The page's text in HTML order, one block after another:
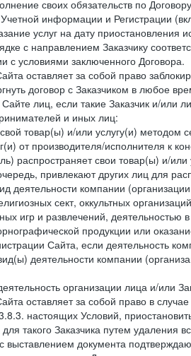
своих обязательств по
информации и Регистрации
услуг на дату приостановления
с направлением Заказчику
с условиями заключенного Договора.
оставляет за собой право
договор с Заказчиком в любое
Сайте лиц, если такие Заказчик и/
и иных лиц:
товар(ы) и/или услугу(и) методом
от производителя/исполнителя к
распространяет свои товар(ы) и/
привлекают других лиц для
деятельности компании
сект, оккультных
игр и развлечений,
продукции или
Сайта, если деятельность
деятельности компании
организации лица и/или
оставляет за собой право в
настоящих Условий,
такого Заказчика путем
выставлением документа